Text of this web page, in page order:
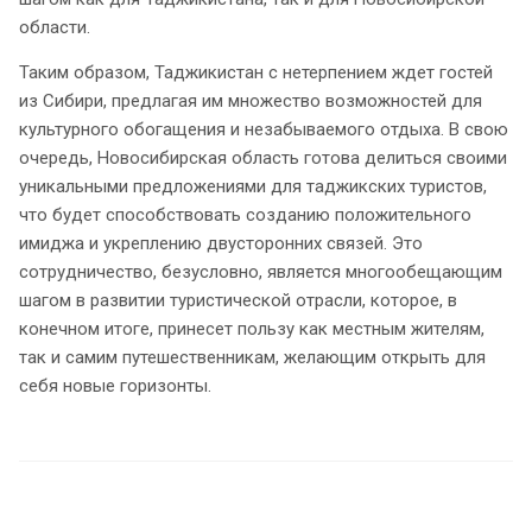
области.
Таким образом, Таджикистан с нетерпением ждет гостей
из Сибири, предлагая им множество возможностей для
культурного обогащения и незабываемого отдыха. В свою
очередь, Новосибирская область готова делиться своими
уникальными предложениями для таджикских туристов,
что будет способствовать созданию положительного
имиджа и укреплению двусторонних связей. Это
сотрудничество, безусловно, является многообещающим
шагом в развитии туристической отрасли, которое, в
конечном итоге, принесет пользу как местным жителям,
так и самим путешественникам, желающим открыть для
себя новые горизонты.